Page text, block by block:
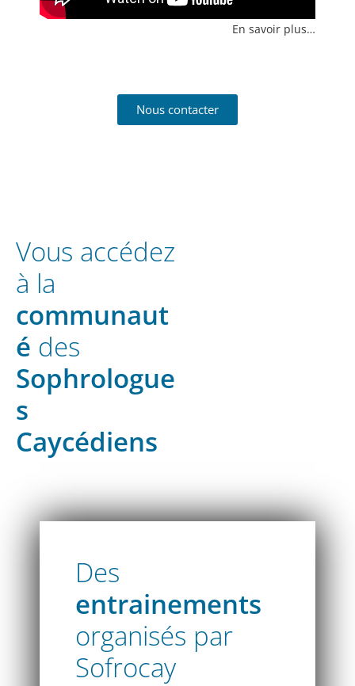
En savoir plus…
Nous contacter
Vous accédez
à la
communaut
é des
Sophrologue
s
Caycédiens
Des
entrainements
organisés par
Sofrocay